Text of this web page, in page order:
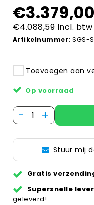
€3.379,00
€4.088,59 Incl. btw
Artikelnummer: SGS-
Toevoegen aan
Op voorraad
- +
Stuur mij
Gratis
Supersnelle
geleverd!